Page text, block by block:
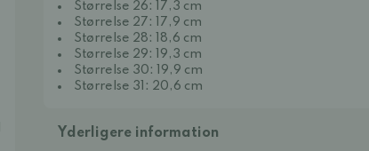
Størrelse 26: 17,3 cm
Størrelse 27: 17,9 cm
Størrelse 28: 18,6 cm
Størrelse 29: 19,3 cm
Størrelse 30: 19,9 cm
Størrelse 31: 20,6 cm
Yderligere information